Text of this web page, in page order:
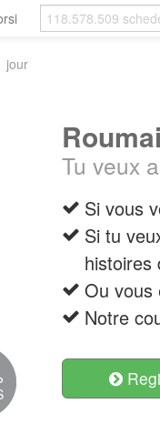
jour
Tu veux
Si vous
Si tu
histoires
Ou vous
Notre